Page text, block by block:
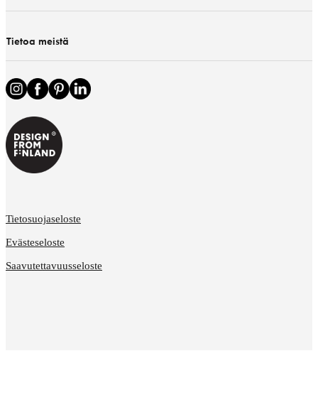
Tietoa meistä
Tietosuojaseloste
Evästeseloste
Saavutettavuusseloste